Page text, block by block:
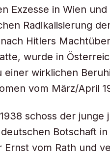
Exzesse in Wien
Radikalisierung
Hitlers
wurde in
einer wirklichen
vom März/April
schoss der junge
Botschaft
Ernst vom Rath und